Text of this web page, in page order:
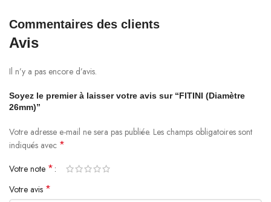
Commentaires des clients
Avis
Il n’y a pas encore d’avis.
Soyez le premier à laisser votre avis sur “FITINI (Diamètre
26mm)”
Votre adresse e-mail ne sera pas publiée. Les champs obligatoires sont
indiqués avec *
Votre note *
Votre avis *